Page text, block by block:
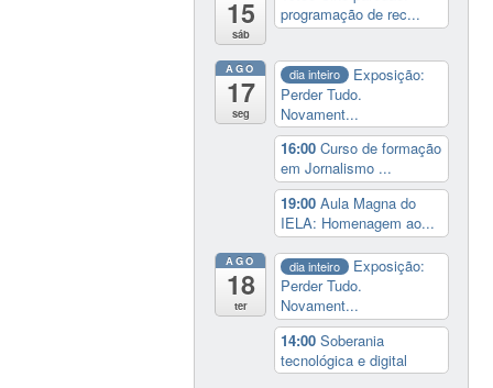
15
sáb
programação de rec...
AGO
17
seg
dia inteiro
Exposição:
Perder Tudo.
Novament...
16:00Curso de formação
em Jornalismo ...
19:00Aula Magna do
IELA: Homenagem ao...
AGO
18
ter
dia inteiro
Exposição:
Perder Tudo.
Novament...
14:00Soberania
tecnológica e digital